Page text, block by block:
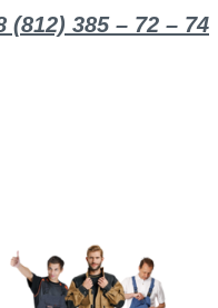
(812) 385 – 72 – 74